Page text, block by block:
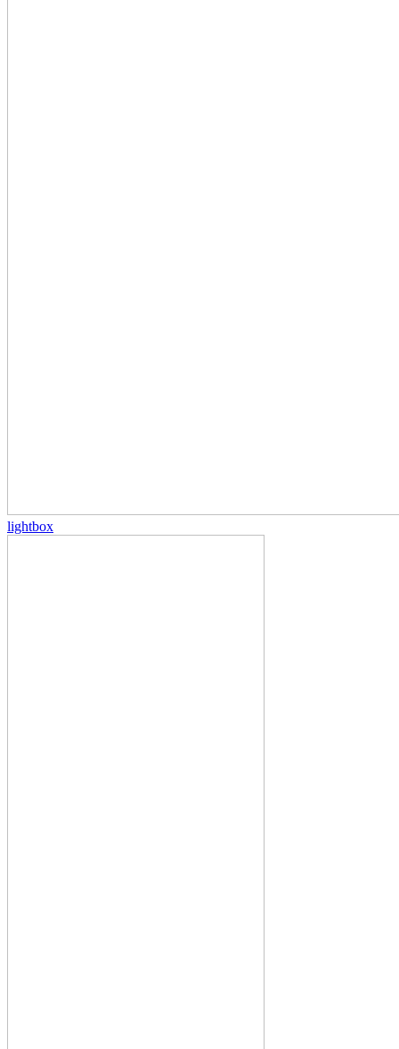
lightbox